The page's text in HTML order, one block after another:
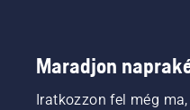
Maradjon
Iratkozzon fel még